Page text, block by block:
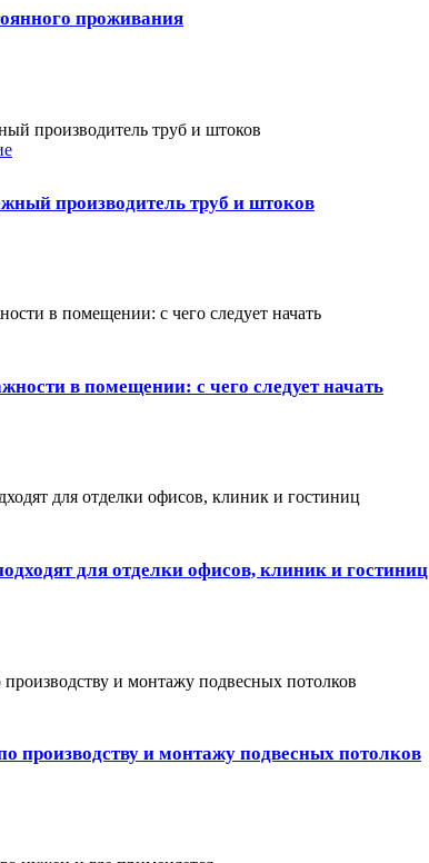
проживания
производитель труб и штоков
в помещении: с чего следует начать
для отделки офисов, клиник и гостиниц
производству и монтажу подвесных потолков